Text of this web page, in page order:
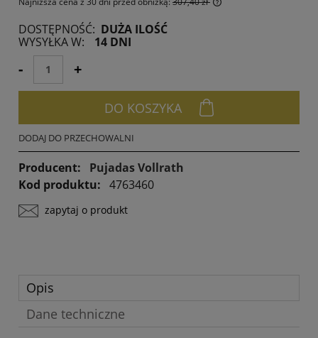
DOSTĘPNOŚĆ: DUŻA ILOŚĆ
WYSYŁKA W:
14 DNI
- +
DO KOSZYKA
DODAJ DO PRZECHOWALNI
Producent:
Pujadas Vollrath
Kod produktu: 4763460
zapytaj o produkt
Opis
Dane techniczne